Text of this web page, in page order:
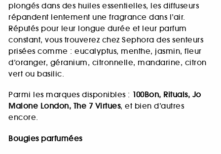
plongés dans des huiles essentielles, les diffuseurs
répandent lentement une fragrance dans l’air.
Réputés pour leur longue durée et leur parfum
constant, vous trouverez chez Sephora des senteurs
prisées comme : eucalyptus, menthe, jasmin, fleur
d’oranger, géranium, citronnelle, mandarine, citron
vert ou basilic.
Parmi les marques disponibles : 100Bon, Rituals, Jo
Malone London, The 7 Virtues, et bien d’autres
encore.
Bougies parfumées